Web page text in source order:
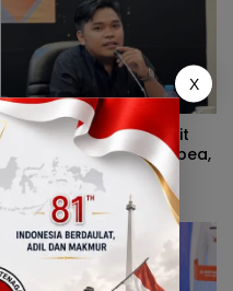
Diduga Kerap Dipersulit
Wali Kota Adhan Dambea,
Kasihan Warga Kota
Gorontalo Jarang Dapat
Bantuan Pemprov
X